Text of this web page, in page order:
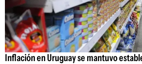
Inflación en Uruguay se mantuvo